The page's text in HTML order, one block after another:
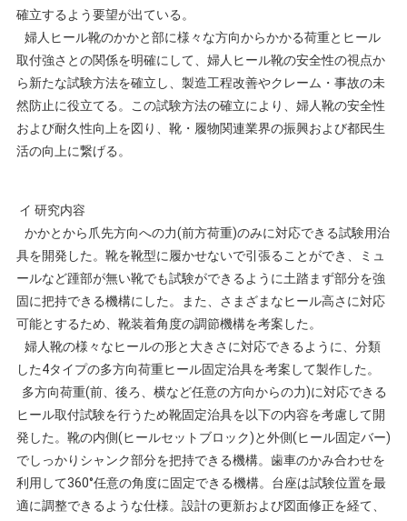
確立するよう要望が出ている。
婦人ヒール靴のかかと部に様々な方向からかかる荷重とヒール
取付強さとの関係を明確にして、婦人ヒール靴の安全性の視点か
ら新たな試験方法を確立し、製造工程改善やクレーム・事故の未
然防止に役立てる。この試験方法の確立により、婦人靴の安全性
および耐久性向上を図り、靴・履物関連業界の振興および都民生
活の向上に繋げる。
イ 研究内容
かかとから爪先方向への力(前方荷重)のみに対応できる試験用治
具を開発した。靴を靴型に履かせないで引張ることができ、ミュ
ールなど踵部が無い靴でも試験ができるように土踏まず部分を強
固に把持できる機構にした。また、さまざまなヒール高さに対応
可能とするため、靴装着角度の調節機構を考案した。
婦人靴の様々なヒールの形と大きさに対応できるように、分類
した4タイプの多方向荷重ヒール固定治具を考案して製作した。
多方向荷重(前、後ろ、横など任意の方向からの力)に対応できる
ヒール取付試験を行うため靴固定治具を以下の内容を考慮して開
発した。靴の内側(ヒールセットブロック)と外側(ヒール固定バー)
でしっかりシャンク部分を把持できる機構。歯車のかみ合わせを
利用して360°任意の角度に固定できる機構。台座は試験位置を最
適に調整できるような仕様。設計の更新および図面修正を経て、